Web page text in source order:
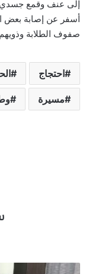
إلى عنف وقمع
أسفر عن إصابة بعض
صفوف الطلابة
احتجاج
مسيرة
التهديدات